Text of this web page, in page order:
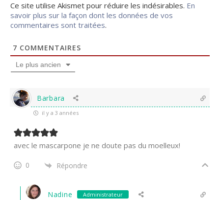
Ce site utilise Akismet pour réduire les indésirables. En
savoir plus sur la façon dont les données de vos
commentaires sont traitées.
7 COMMENTAIRES
Le plus ancien
Barbara
il y a 3 années
avec le mascarpone je ne doute pas du moelleux!
0 Répondre
Nadine Administrateur